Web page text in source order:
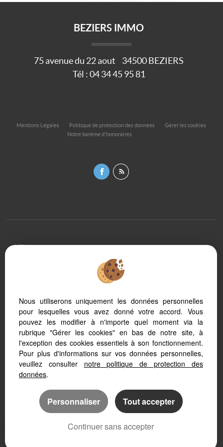
BEZIERS IMMO
75 avenue du 22 aout 34500BEZIERS
Tél :04 34 45 95 81
Mentions Légales Politique de protection des données
Gérer les cookies
Notre barème d'honoraires
votre tablette ou votre smartphone, notre site s’adapte
automatiquement aux différents types d'écrans
Logiciel immobilier
Création site internet
Référencement site immobilier
Nous utiliserons uniquement les données personnelles
pour lesquelles vous avez donné votre accord. Vous
pouvez les modifier à n'importe quel moment via la
rubrique "Gérer les cookies" en bas de notre site, à
l'exception des cookies essentiels à son fonctionnement.
Pour plus d'informations sur vos données personnelles,
veuillez consulter notre politique de protection des
données.
Personnaliser Tout accepter
Continuer sans accepter